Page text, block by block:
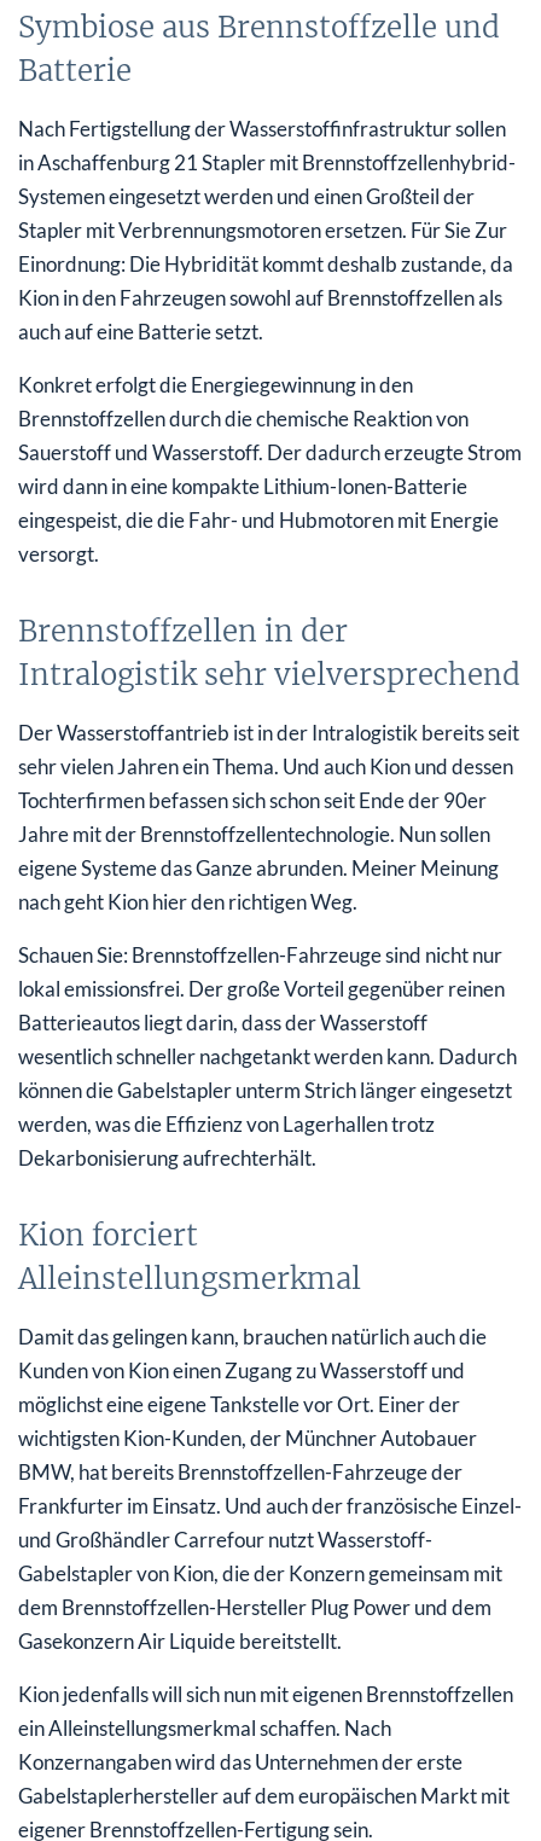
Symbiose aus Brennstoffzelle und
Batterie
Nach Fertigstellung der Wasserstoffinfrastruktur sollen
in Aschaffenburg 21 Stapler mit Brennstoffzellenhybrid-
Systemen eingesetzt werden und einen Großteil der
Stapler mit Verbrennungsmotoren ersetzen. Für Sie Zur
Einordnung: Die Hybridität kommt deshalb zustande, da
Kion in den Fahrzeugen sowohl auf Brennstoffzellen als
auch auf eine Batterie setzt.
Konkret erfolgt die Energiegewinnung in den
Brennstoffzellen durch die chemische Reaktion von
Sauerstoff und Wasserstoff. Der dadurch erzeugte Strom
wird dann in eine kompakte Lithium-Ionen-Batterie
eingespeist, die die Fahr- und Hubmotoren mit Energie
versorgt.
Brennstoffzellen in der
Intralogistik sehr vielversprechend
Der Wasserstoffantrieb ist in der Intralogistik bereits seit
sehr vielen Jahren ein Thema. Und auch Kion und dessen
Tochterfirmen befassen sich schon seit Ende der 90er
Jahre mit der Brennstoffzellentechnologie. Nun sollen
eigene Systeme das Ganze abrunden. Meiner Meinung
nach geht Kion hier den richtigen Weg.
Schauen Sie: Brennstoffzellen-Fahrzeuge sind nicht nur
lokal emissionsfrei. Der große Vorteil gegenüber reinen
Batterieautos liegt darin, dass der Wasserstoff
wesentlich schneller nachgetankt werden kann. Dadurch
können die Gabelstapler unterm Strich länger eingesetzt
werden, was die Effizienz von Lagerhallen trotz
Dekarbonisierung aufrechterhält.
Kion forciert
Alleinstellungsmerkmal
Damit das gelingen kann, brauchen natürlich auch die
Kunden von Kion einen Zugang zu Wasserstoff und
möglichst eine eigene Tankstelle vor Ort. Einer der
wichtigsten Kion-Kunden, der Münchner Autobauer
BMW, hat bereits Brennstoffzellen-Fahrzeuge der
Frankfurter im Einsatz. Und auch der französische Einzel-
und Großhändler Carrefour nutzt Wasserstoff-
Gabelstapler von Kion, die der Konzern gemeinsam mit
dem Brennstoffzellen-Hersteller Plug Power und dem
Gasekonzern Air Liquide bereitstellt.
Kion jedenfalls will sich nun mit eigenen Brennstoffzellen
ein Alleinstellungsmerkmal schaffen. Nach
Konzernangaben wird das Unternehmen der erste
Gabelstaplerhersteller auf dem europäischen Markt mit
eigener Brennstoffzellen-Fertigung sein.